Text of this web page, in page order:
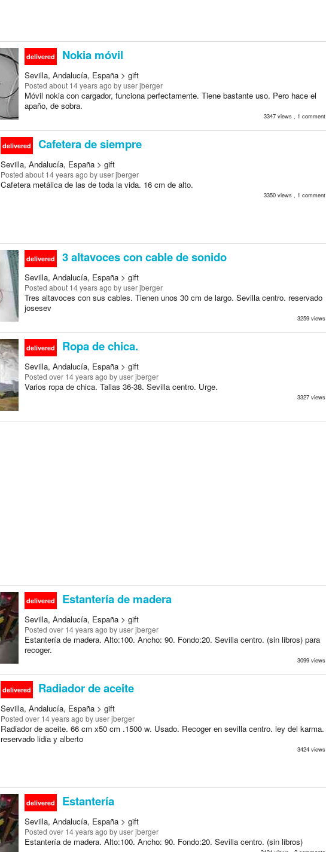
delivered Nokia móvil
Sevilla, Andalucía, España > gift
Posted about 14 years ago by user jberger
Móvil nokia con cargador, funciona perfectamente. Tiene bastante uso. Pero hace el
apaño, de sobra.
3347 views , 1 comment
delivered Cafetera de siempre
Sevilla, Andalucía, España > gift
Posted about 14 years ago by user jberger
Cafetera metálica de las de toda la vida. 16 cm de alto.
3350 views , 1 comment
delivered 3 altavoces con cable de sonido
Sevilla, Andalucía, España > gift
Posted about 14 years ago by user jberger
Tres altavoces con sus cables. Tienen unos 30 cm de largo. Sevilla centro. reservado
josesev
3259 views
delivered Ropa de chica.
Sevilla, Andalucía, España > gift
Posted over 14 years ago by user jberger
Varios ropa de chica. Tallas 36-38. Sevilla centro. Urge.
3327 views
delivered Estantería de madera
Sevilla, Andalucía, España > gift
Posted over 14 years ago by user jberger
Estantería de madera. Alto:100. Ancho: 90. Fondo:20. Sevilla centro. (sin libros) para
recoger.
3099 views
delivered Radiador de aceite
Sevilla, Andalucía, España > gift
Posted over 14 years ago by user jberger
Radiador de aceite. 66 cm x50 cm .1500 w. Usado. Recoger en sevilla centro. ley del karma.
reservado lidia y alberto
3424 views
delivered Estantería
Sevilla, Andalucía, España > gift
Posted over 14 years ago by user jberger
Estantería de madera. Alto:100. Ancho: 90. Fondo:20. Sevilla centro. (sin libros)